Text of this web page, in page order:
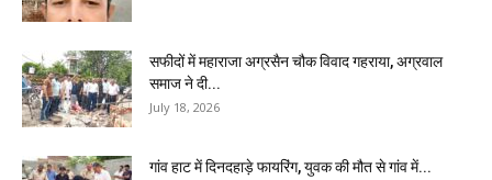
सफीदों में महाराजा अग्रसैन चौक विवाद गहराया, अग्रवाल
समाज ने दी...
July 18, 2026
गांव हाट में दिनदहाड़े फायरिंग, युवक की मौत से गांव में...